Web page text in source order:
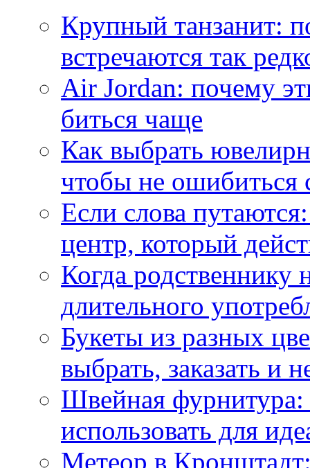
Крупный танзанит:
встречаются так
Air Jordan: почему
биться чаще
Как выбрать
чтобы не ошибиться
Если слова
центр, который
Когда
длительного
Букеты из разных
выбрать, заказать и
Швейная фурнитура:
использовать для
Метеор в